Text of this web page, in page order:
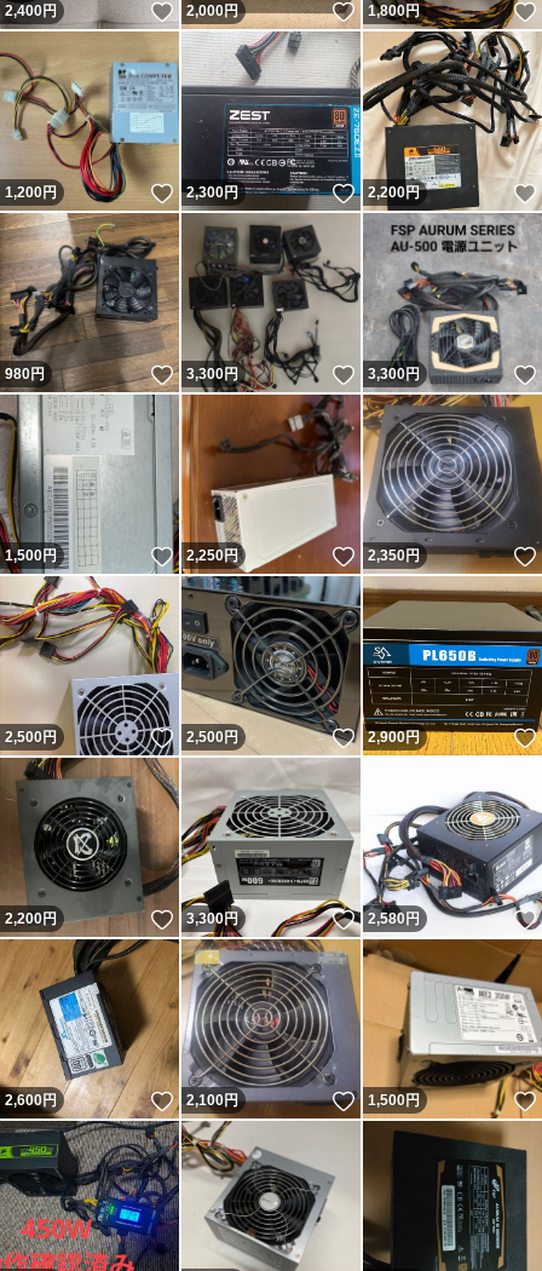
2,400円 いいね！
2,000円 いいね！
1,800円
1,200円 いいね！
2,300円 いいね！
2,200円
980円 いいね！
3,300円 いいね！
3,300円
1,500円 いいね！
2,250円 いいね！
2,350円
2,500円 いいね！
2,500円 いいね！
2,900円
2,200円 いいね！
3,300円 いいね！
2,580 円
2,600円 いいね！
2,100円 いいね！
1,500円